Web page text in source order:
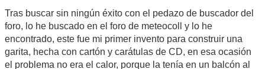
Tras buscar sin ningún éxito con el pedazo de buscador del
foro, lo he buscado en el foro de meteocoll y lo he
encontrado, este fue mi primer invento para construir una
garita, hecha con cartón y carátulas de CD, en esa ocasión
el problema no era el calor, porque la tenía en un balcón al